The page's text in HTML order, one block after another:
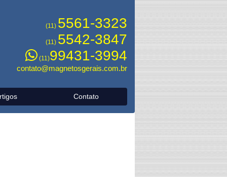
(11) 5561-3323
(11) 5542-3847
(11)99431-3994
contato@magnetosgerais.com.br
Contato